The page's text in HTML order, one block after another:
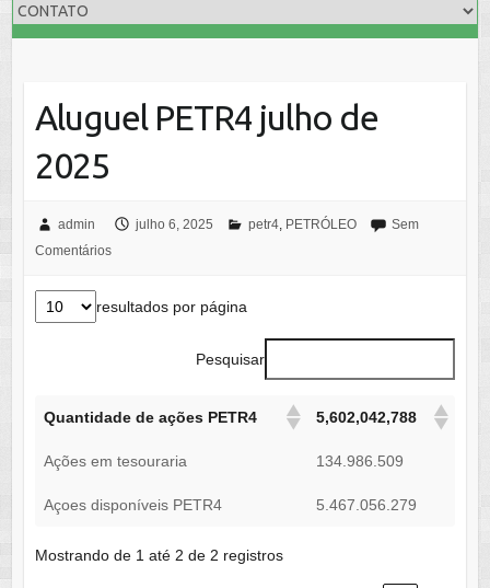
Aluguel PETR4 julho de
2025
admin julho 6, 2025 petr4, PETRÓLEO
Sem
Comentários
resultados por página
Pesquisar
Quantidade de ações PETR4 5,602,042,788
Ações em tesouraria 134.986.509
Açoes disponíveis PETR4 5.467.056.279
Mostrando de 1 até 2 de 2 registros